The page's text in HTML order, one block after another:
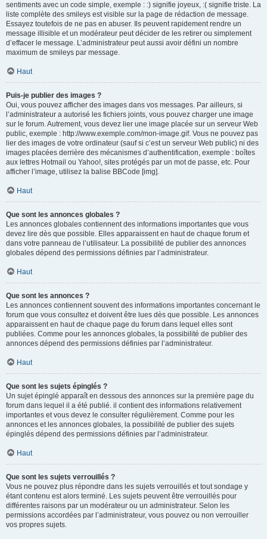
sentiments avec un code simple, exemple : :) signifie joyeux, :( signifie triste. La
liste complète des smileys est visible sur la page de rédaction de message.
Essayez toutefois de ne pas en abuser. Ils peuvent rapidement rendre un
message illisible et un modérateur peut décider de les retirer ou simplement
d’effacer le message. L’administrateur peut aussi avoir défini un nombre
maximum de smileys par message.
Haut
Puis-je publier des images ?
Oui, vous pouvez afficher des images dans vos messages. Par ailleurs, si
l’administrateur a autorisé les fichiers joints, vous pouvez charger une image
sur le forum. Autrement, vous devez lier une image placée sur un serveur Web
public, exemple : http://www.exemple.com/mon-image.gif. Vous ne pouvez pas
lier des images de votre ordinateur (sauf si c’est un serveur Web public) ni des
images placées derrière des mécanismes d’authentification, exemple : boîtes
aux lettres Hotmail ou Yahoo!, sites protégés par un mot de passe, etc. Pour
afficher l’image, utilisez la balise BBCode [img].
Haut
Que sont les annonces globales ?
Les annonces globales contiennent des informations importantes que vous
devez lire dès que possible. Elles apparaissent en haut de chaque forum et
dans votre panneau de l’utilisateur. La possibilité de publier des annonces
globales dépend des permissions définies par l’administrateur.
Haut
Que sont les annonces ?
Les annonces contiennent souvent des informations importantes concernant le
forum que vous consultez et doivent être lues dès que possible. Les annonces
apparaissent en haut de chaque page du forum dans lequel elles sont
publiées. Comme pour les annonces globales, la possibilité de publier des
annonces dépend des permissions définies par l’administrateur.
Haut
Que sont les sujets épinglés ?
Un sujet épinglé apparaît en dessous des annonces sur la première page du
forum dans lequel il a été publié. il contient des informations relativement
importantes et vous devez le consulter régulièrement. Comme pour les
annonces et les annonces globales, la possibilité de publier des sujets
épinglés dépend des permissions définies par l’administrateur.
Haut
Que sont les sujets verrouillés ?
Vous ne pouvez plus répondre dans les sujets verrouillés et tout sondage y
étant contenu est alors terminé. Les sujets peuvent être verrouillés pour
différentes raisons par un modérateur ou un administrateur. Selon les
permissions accordées par l’administrateur, vous pouvez ou non verrouiller
vos propres sujets.